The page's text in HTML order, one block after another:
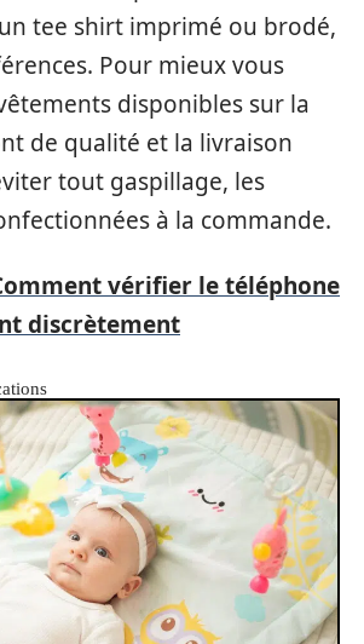
tee shirt imprimé ou brodé,
Pour mieux vous
disponibles sur la
de qualité et la livraison
tout gaspillage, les
à la commande.
vérifier le téléphone
discrètement